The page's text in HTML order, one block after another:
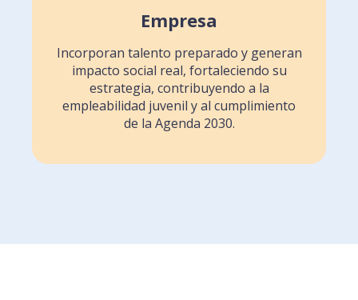
Empresa
Incorporan talento preparado y generan
impacto social real, fortaleciendo su
estrategia, contribuyendo a la
empleabilidad juvenil y al cumplimiento
de la Agenda 2030.